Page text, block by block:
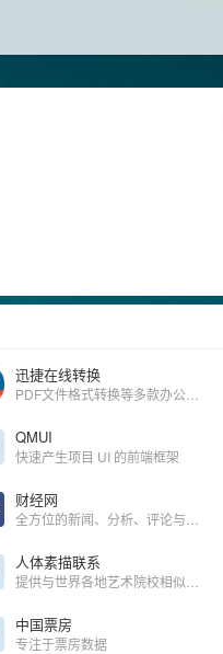
迅捷在线转换
QMUI
快速产生项目 UI 的前端框架
财经网
人体素描联系
中国票房
专注于票房数据